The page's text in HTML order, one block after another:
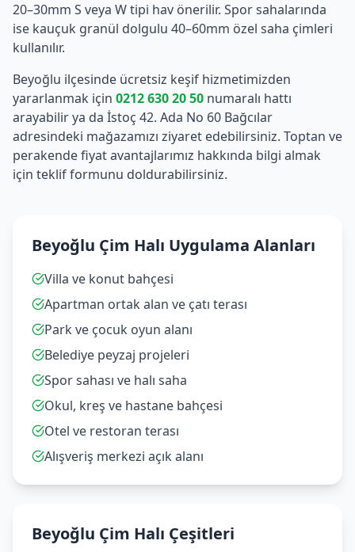
20–30mm S veya W tipi hav önerilir. Spor sahalarında
ise kauçuk granül dolgulu 40–60mm özel saha çimleri
kullanılır.
Beyoğlu ilçesinde ücretsiz keşif hizmetimizden
yararlanmak için 0212 630 20 50 numaralı hattı
arayabilir ya da İstoç 42. Ada No 60 Bağcılar
adresindeki mağazamızı ziyaret edebilirsiniz. Toptan ve
perakende fiyat avantajlarımız hakkında bilgi almak
için teklif formunu doldurabilirsiniz.
Beyoğlu Çim Halı Uygulama Alanları
Villa ve konut bahçesi
Apartman ortak alan ve çatı terası
Park ve çocuk oyun alanı
Belediye peyzaj projeleri
Spor sahası ve halı saha
Okul, kreş ve hastane bahçesi
Otel ve restoran terası
Alışveriş merkezi açık alanı
Beyoğlu Çim Halı Çeşitleri